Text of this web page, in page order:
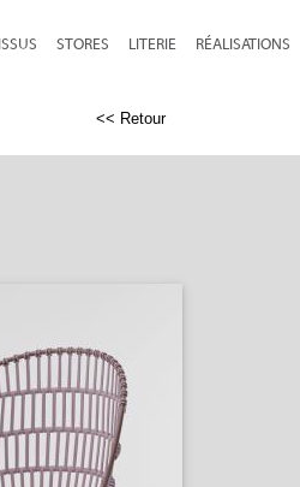
STORES LITERIE RÉALISATIONS
<< Retour